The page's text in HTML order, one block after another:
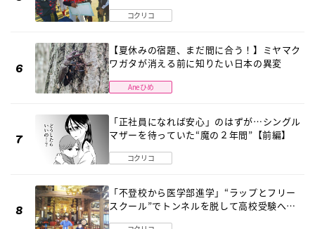
コクリコ
【夏休みの宿題、まだ間に合う！】ミヤマク
ワガタが消える前に知りたい日本の異変
Aneひめ
「正社員になれば安心」のはずが…シングル
マザーを待っていた“魔の２年間”【前編】
コクリコ
「不登校から医学部進学」“ラップとフリー
スクール”でトンネルを脱して高校受験へ